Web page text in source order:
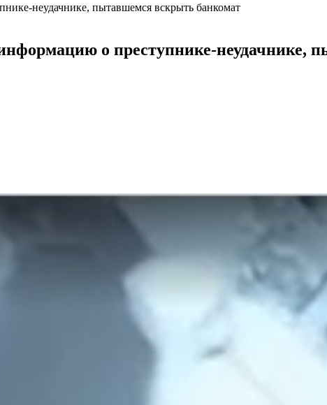
неудачнике, пытавшемся вскрыть банкомат
о преступнике-неудачнике,